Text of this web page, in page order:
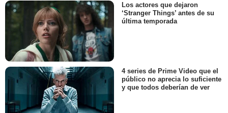
Los actores que dejaron
‘Stranger Things’ antes de su
última temporada
4 series de Prime Video que el
público no aprecia lo suficiente
y que todos deberían de ver